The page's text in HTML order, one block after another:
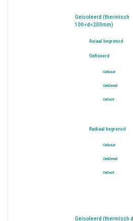
Geisoleerd (thermisch
100<d<200mm)
Axiaal begrensd
Gefixeerd
Gebout
Geklemd
Gelast
Radiaal begrensd
Gebout
Geklemd
Gelast
Geisoleerd (thermisch d